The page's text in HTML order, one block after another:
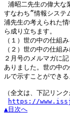
浦昭二先生の偉大な
すなわち”情報システ
浦先生の考えられた
ら成り立ちます。
（１）世の中の仕組
（２）世の中の仕組
２月号のメルマガに
ありました。世の中
ルで示すことができる
（全文は、下記リン
https://
▲目次へ